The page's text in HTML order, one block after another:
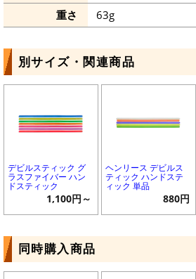
重さ
63g
別サイズ・関連商品
デビルスティック グ
ラスファイバー ハン
ドスティック
1,100円～
ヘンリース デビルス
ティック ハンドステ
ィック 単品
880円
同時購入商品